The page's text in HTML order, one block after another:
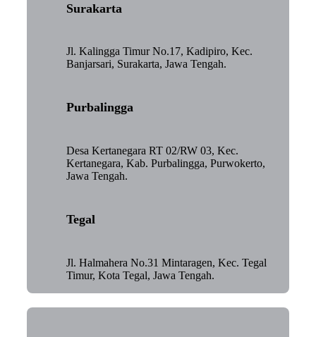
Surakarta
Jl. Kalingga Timur No.17, Kadipiro, Kec.
Banjarsari, Surakarta, Jawa Tengah.
Purbalingga
Desa Kertanegara RT 02/RW 03, Kec.
Kertanegara, Kab. Purbalingga, Purwokerto,
Jawa Tengah.
Tegal
Jl. Halmahera No.31 Mintaragen, Kec. Tegal
Timur, Kota Tegal, Jawa Tengah.